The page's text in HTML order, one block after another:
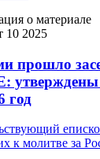
о материале
10 2025
прошло
год